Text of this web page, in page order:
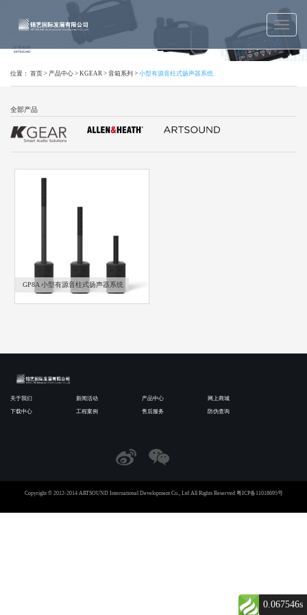
位置： 首页 > 产品中心 > KGEAR > 音箱系列 > 小型有源音柱式扬声器系统
全部产品
GP8A 小型有源音柱式扬声器系统
关于我们 新闻活动 产品中心 网上商城
下载中心 工程案例 售后服务 防伪查询
Copyright © 2012-2014 ARTSOUND International Development Co., Ltd All Rights Reserved 粤ICP备11018695号
0.067546s